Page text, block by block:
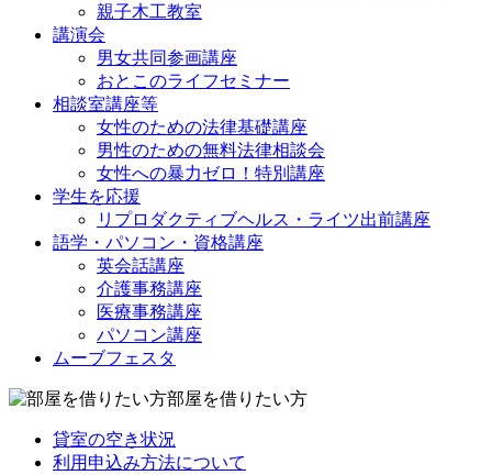
親子木工教室
講演会
男女共同参画講座
おとこのライフセミナー
相談室講座等
女性のための法律基礎講座
男性のための無料法律相談会
女性への暴力ゼロ！特別講座
学生を応援
リプロダクティブヘルス・ライツ出前講座
語学・パソコン・資格講座
英会話講座
介護事務講座
医療事務講座
パソコン講座
ムーブフェスタ
部屋を借りたい方
貸室の空き状況
利用申込み方法について